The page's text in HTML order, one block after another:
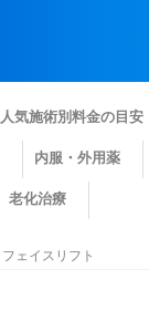
人気施術別料金の目安
内服・外用薬
老化治療
フェイスリフト